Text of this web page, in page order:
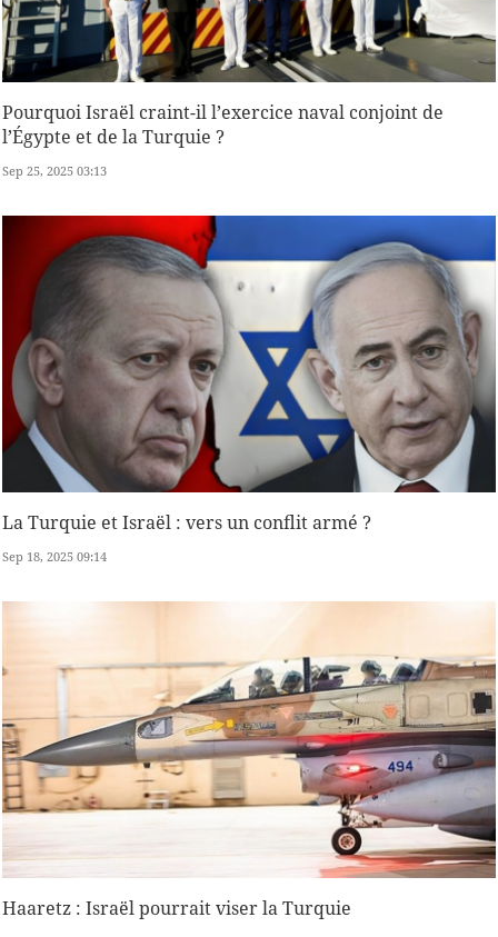
Pourquoi Israël craint-il l’exercice naval conjoint de
l’Égypte et de la Turquie ?
Sep 25, 2025 03:13
La Turquie et Israël : vers un conflit armé ?
Sep 18, 2025 09:14
Haaretz : Israël pourrait viser la Turquie